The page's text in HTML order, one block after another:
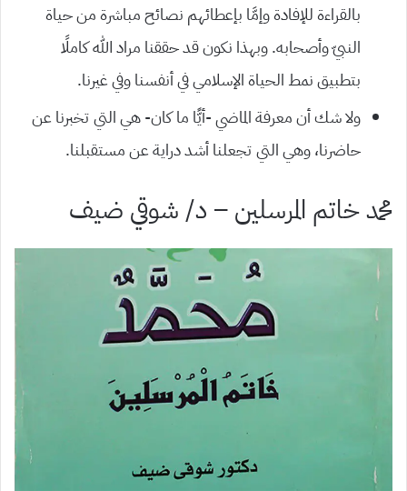
بالقراءة للإفادة وإمَّا بإعطائهم نصائح مباشرة من حياة
النبيّ وأصحابه. وبهذا نكون قد حققنا مراد الله كاملًا
بتطبيق نمط الحياة الإسلامي في أنفسنا وفي غيرنا.
ولا شك أن معرفة الماضي -أيًّا ما كان- هي التي تخبرنا عن
حاضرنا، وهي التي تجعلنا أشد دراية عن مستقبلنا.
محمد خاتم المرسلين – د/ شوقي ضيف